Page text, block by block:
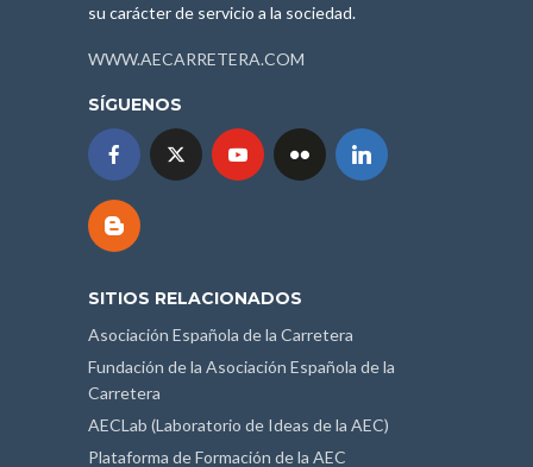
su carácter de servicio a la sociedad.
WWW.AECARRETERA.COM
SÍGUENOS
SITIOS RELACIONADOS
Asociación Española de la Carretera
Fundación de la Asociación Española de la
Carretera
AECLab (Laboratorio de Ideas de la AEC)
Plataforma de Formación de la AEC